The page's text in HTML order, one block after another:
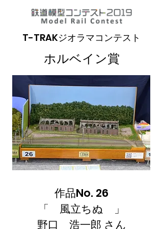
T-TRAKジオラマコンテスト
ホルベイン賞
作品No. 26
「 風立ちぬ 」
野口 浩一郎 さん